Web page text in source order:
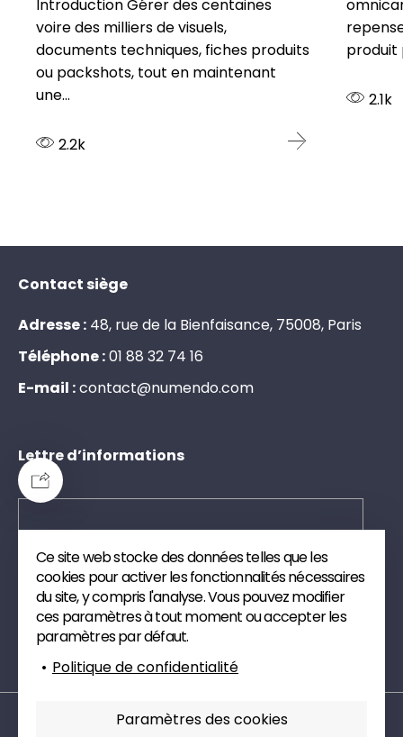
Introduction Gérer des centaines
voire des milliers de visuels,
documents techniques, fiches produits
ou packshots, tout en maintenant
une...
2.2k
produit
2.1k
Ce site web stocke des données telles que les
cookies pour activer les fonctionnalités nécessaires
du site, y compris l'analyse. Vous pouvez modifier
ces paramètres à tout moment ou accepter les
paramètres par défaut.
Politique de confidentialité
Paramètres des cookies
Contact siège
Adresse : 48, rue de la Bienfaisance, 75008, Paris
Téléphone :01 88 32 74 16
E-mail :contact@numendo.com
Lettre d’informations
Envoyer
Inscrivez-vous à notre newsletter. Nous vous
enverrons des publications et des articles de veille
Mentions légales Politique de confidentialité